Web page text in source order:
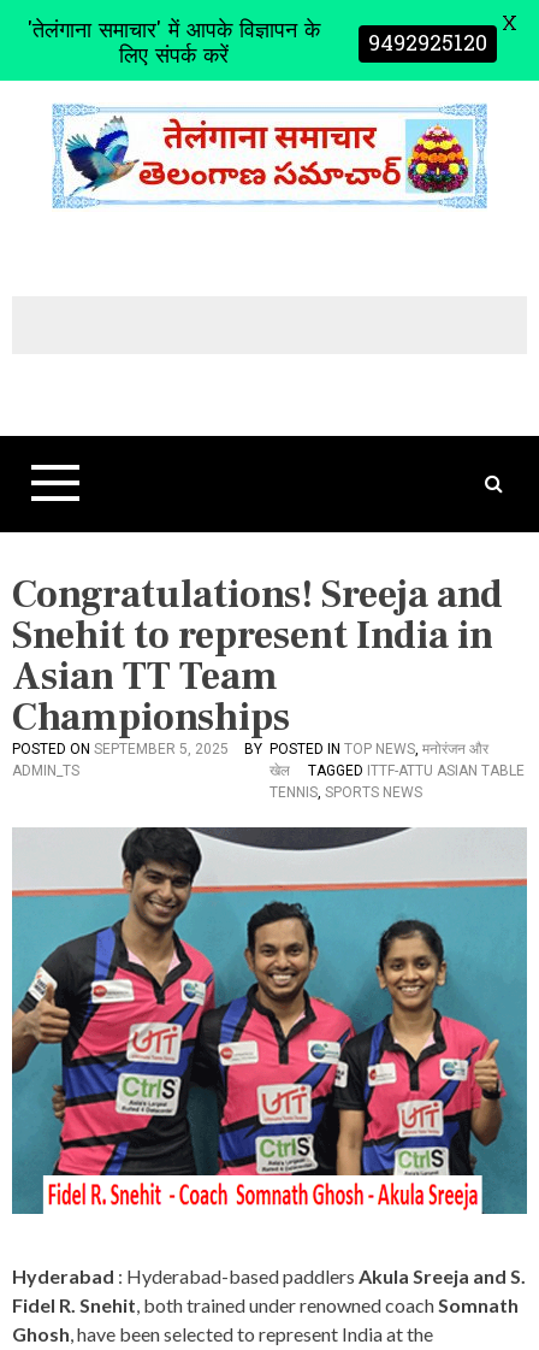
t
Congratulations! Sreeja and
Snehit to represent India in
Asian TT Team
Championships
POSTED ON SEPTEMBER 5, 2025
BY
ADMIN_TS
POSTED IN TOP NEWS, मनोरंजन और
खेल
TAGGED ITTF-ATTU ASIAN TABLE
TENNIS, SPORTS NEWS
Hyderabad : Hyderabad-based paddlers Akula Sreeja and S.
Fidel R. Snehit, both trained under renowned coachSomnath
Ghosh, have been selected to represent India at the
'तेलंगाना समाचार' में आपके विज्ञापन के
लिए संपर्क करें 9492925120 X